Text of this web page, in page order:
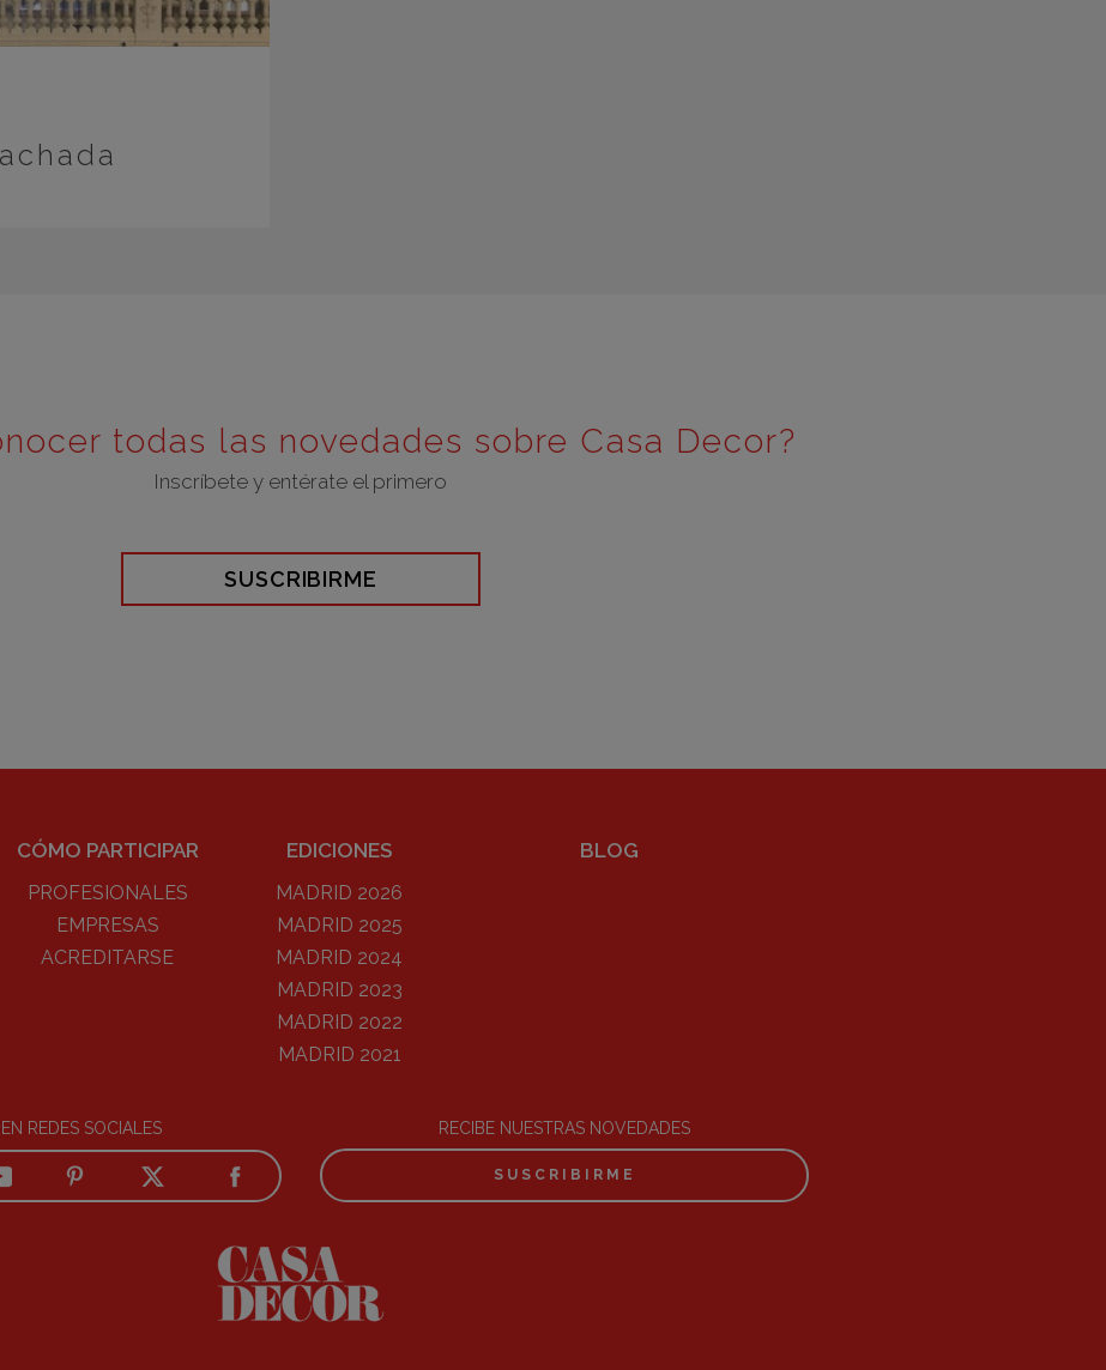
todas las novedades sobre Casa Decor?
Inscríbete y entérate el primero
SUSCRIBIRME
CÓMO PARTICIPAR
PROFESIONALES
EMPRESAS
ACREDITARSE
EDICIONES
MADRID 2026
MADRID 2025
MADRID 2024
MADRID 2023
MADRID 2022
MADRID 2021
BLOG
REDES SOCIALES RECIBE NUESTRAS NOVEDADES
SUSCRIBIRME